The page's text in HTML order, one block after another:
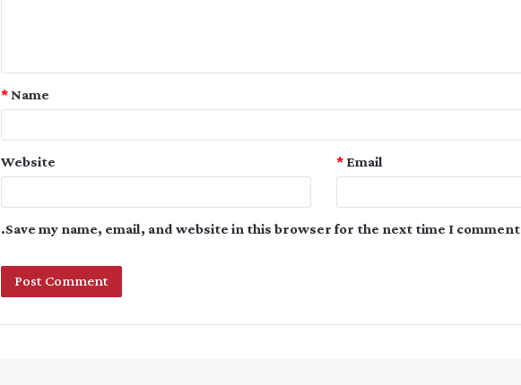
Name
*
Email
*
Website
Save my name, email, and website in this browser for the next time I comment.